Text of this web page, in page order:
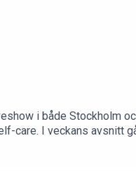
i både Stockholm
care. I veckans avsnitt
skämma bort sin kropp
en hel sektion om just